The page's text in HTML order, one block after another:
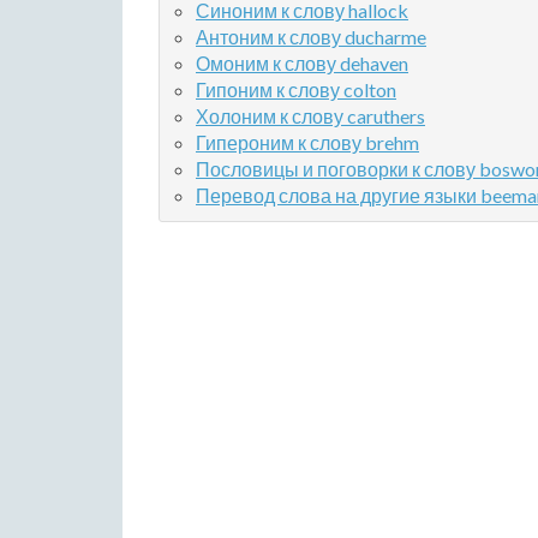
Синоним к слову hallock
Антоним к слову ducharme
Омоним к слову dehaven
Гипоним к слову colton
Холоним к слову caruthers
Гипероним к слову brehm
Пословицы и поговорки к слову
Перевод слова на другие языки